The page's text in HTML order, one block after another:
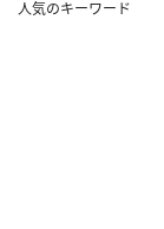
人気のキーワード